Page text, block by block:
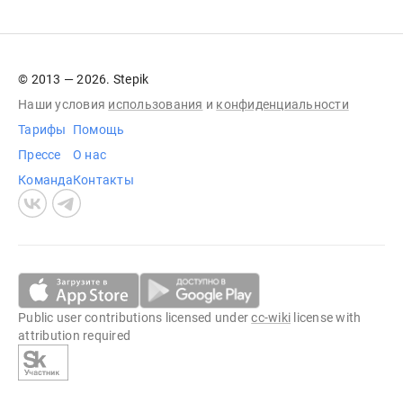
© 2013 — 2026. Stepik
Наши условия использования и конфиденциальности
Тарифы
Прессе
Команда
Помощь
О нас
Контакты
Public user contributions licensed undercc-wiki license with
attribution required